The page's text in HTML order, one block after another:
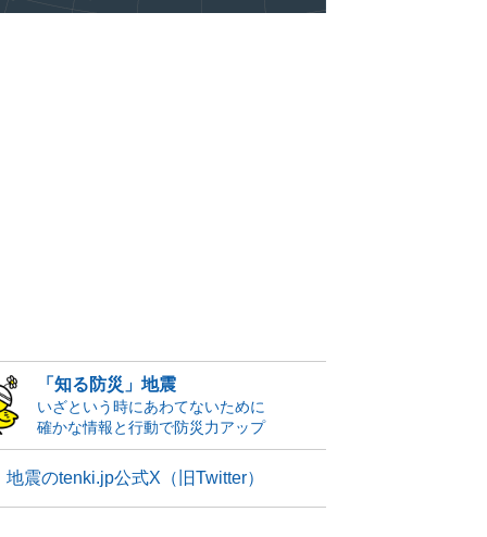
「知る防災」地震
いざという時にあわてないために
確かな情報と行動で防災力アップ
地震のtenki.jp公式X（旧Twitter）